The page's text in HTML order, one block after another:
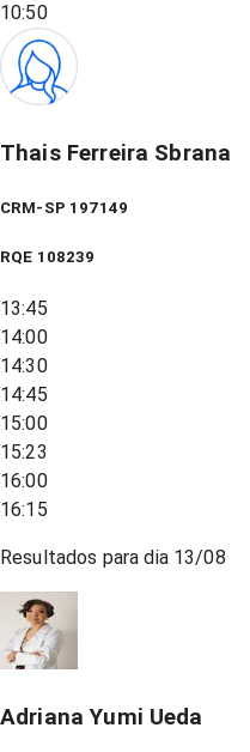
10:50
Thais Ferreira Sbrana
CRM-SP 197149
RQE 108239
13:45
14:00
14:30
14:45
15:00
15:23
16:00
16:15
Resultados para dia 13/08
Adriana Yumi Ueda